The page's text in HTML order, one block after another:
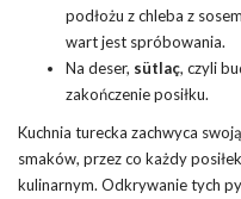
podłożu z chleba z
wart jest spróbowania.
Na deser, sütlaç, czyli
zakończenie posiłku.
Kuchnia turecka zachwyca
smaków, przez co każdy
kulinarnym. Odkrywanie tych